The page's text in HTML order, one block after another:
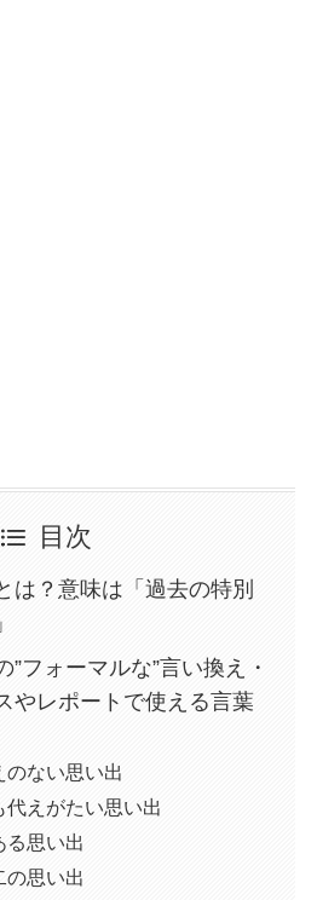
目次
は？意味は「過去の特別
”フォーマルな”言い換え・
やレポートで使える言葉
ない思い出
えがたい思い出
思い出
思い出